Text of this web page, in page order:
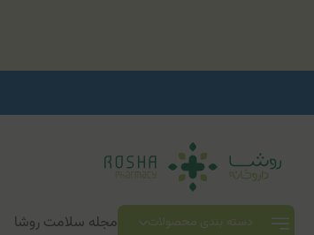
دسته بندی محصولات مجله سلامت روشا